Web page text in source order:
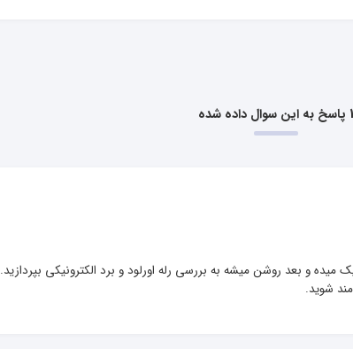
1 پاسخ به این سوال داده شده
شوید.